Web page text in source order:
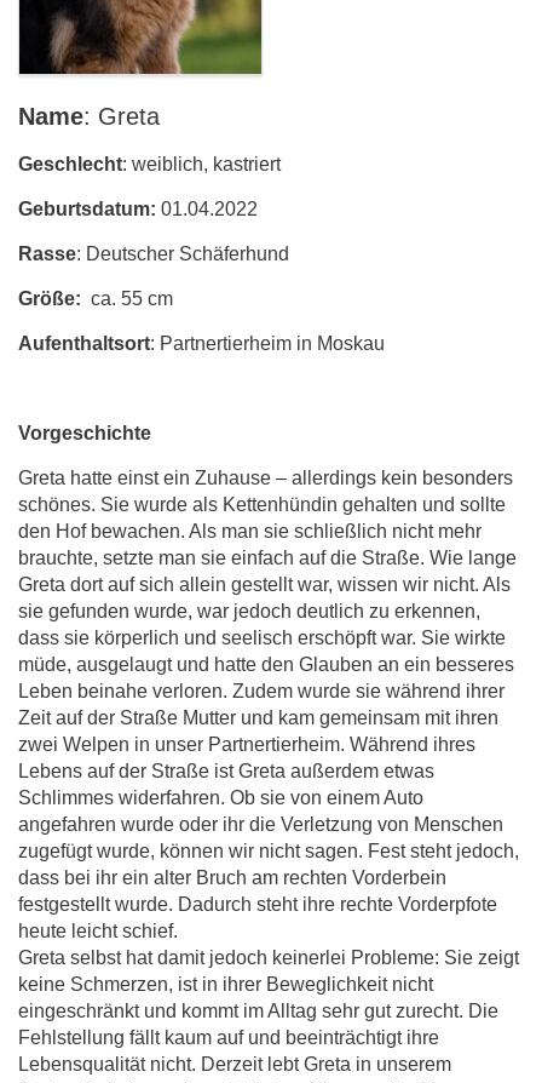
Name: Greta
Geschlecht: weiblich, kastriert
Geburtsdatum: 01.04.2022
Rasse: Deutscher Schäferhund
Größe: ca. 55 cm
Aufenthaltsort: Partnertierheim in Moskau
Vorgeschichte
Greta hatte einst ein Zuhause – allerdings kein besonders
schönes. Sie wurde als Kettenhündin gehalten und sollte
den Hof bewachen. Als man sie schließlich nicht mehr
brauchte, setzte man sie einfach auf die Straße. Wie lange
Greta dort auf sich allein gestellt war, wissen wir nicht. Als
sie gefunden wurde, war jedoch deutlich zu erkennen,
dass sie körperlich und seelisch erschöpft war. Sie wirkte
müde, ausgelaugt und hatte den Glauben an ein besseres
Leben beinahe verloren. Zudem wurde sie während ihrer
Zeit auf der Straße Mutter und kam gemeinsam mit ihren
zwei Welpen in unser Partnertierheim. Während ihres
Lebens auf der Straße ist Greta außerdem etwas
Schlimmes widerfahren. Ob sie von einem Auto
angefahren wurde oder ihr die Verletzung von Menschen
zugefügt wurde, können wir nicht sagen. Fest steht jedoch,
dass bei ihr ein alter Bruch am rechten Vorderbein
festgestellt wurde. Dadurch steht ihre rechte Vorderpfote
heute leicht schief.
Greta selbst hat damit jedoch keinerlei Probleme: Sie zeigt
keine Schmerzen, ist in ihrer Beweglichkeit nicht
eingeschränkt und kommt im Alltag sehr gut zurecht. Die
Fehlstellung fällt kaum auf und beeinträchtigt ihre
Lebensqualität nicht. Derzeit lebt Greta in unserem